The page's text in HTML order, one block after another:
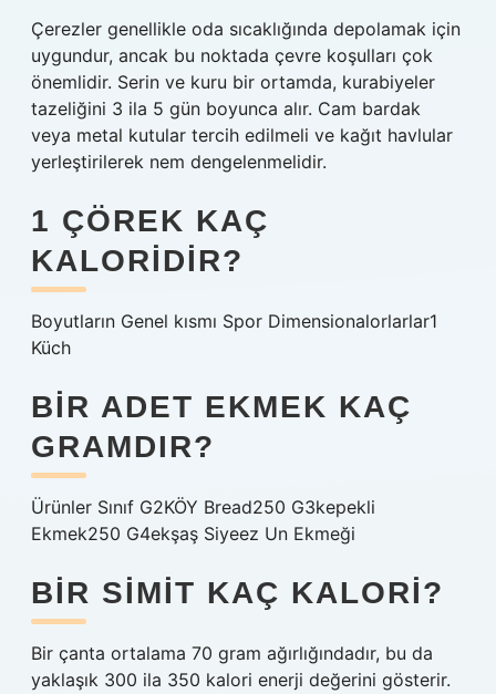
Çerezler genellikle oda sıcaklığında depolamak için
uygundur, ancak bu noktada çevre koşulları çok
önemlidir. Serin ve kuru bir ortamda, kurabiyeler
tazeliğini 3 ila 5 gün boyunca alır. Cam bardak
veya metal kutular tercih edilmeli ve kağıt havlular
yerleştirilerek nem dengelenmelidir.
1 ÇÖREK KAÇ
KALORIDIR?
Boyutların Genel kısmı Spor Dimensionalorlarlar1
Küch
BIR ADET EKMEK KAÇ
GRAMDIR?
Ürünler Sınıf G2KÖY Bread250 G3kepekli
Ekmek250 G4ekşaş Siyeez Un Ekmeği
BIR SIMIT KAÇ KALORI?
Bir çanta ortalama 70 gram ağırlığındadır, bu da
yaklaşık 300 ila 350 kalori enerji değerini gösterir.